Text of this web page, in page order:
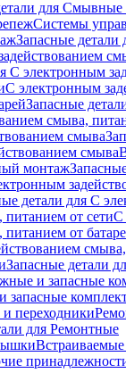
для Смывные
Системы
Запасные
С электронным
С электронным
Запасные
смыва,
смыва
смыва
монтаж
детали для С
питанием от сетиС
от
Запасные детали
и запасные
запасные
переходники
для Ремонтные